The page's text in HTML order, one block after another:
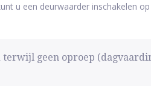
u een deurwaarder inschakelen
geen oproep